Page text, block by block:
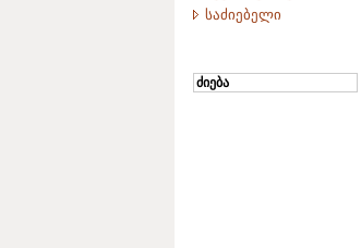
საძიებელი